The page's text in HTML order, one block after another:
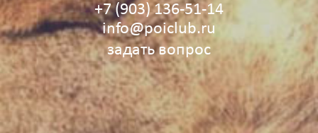
+7 (903) 136‑51‑14
info@poiclub.ru
задать вопрос